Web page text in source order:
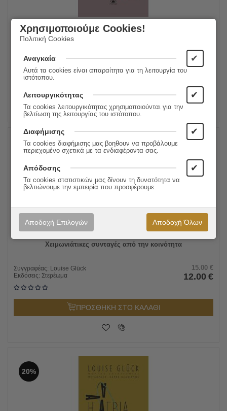
Ο θρίαμβος του Αχιλλέα
Εκδόσεις:
Στερέωμα 12.00
20%
Χειμωνιάτικες συνταγές από την κοινότητα
Συγγραφέας: Louise Glück
Εκδόσεις: Στερέωμα
15.00 €
12.00 €
ΠΡΟΣΘΗΚΗ ΣΤΟ ΚΑΛΑΘΙ
20%
Χρησιμοποιούμε Cookies!
Πολιτική Cookies
Αναγκαία ✔
Αυτά τα cookies είναι απαραίτητα για τη λειτουργία του
ιστότοπου.
Λειτουργικότητας ✔
Τα cookies λειτουργικότητας χρησιμοποιούνται για την
βελτίωση της λειτουργίας του ιστότοπου.
Διαφήμισης ✔
Τα cookies διαφήμισης μας βοηθουν να προβάλουμε
περιεχομένο σχετικά με τα ενδιαφέροντα σας.
Απόδοσης ✔
Τα cookies στατιστικών μας δίνουν τη δυνατότητα να
βελτιώνουμε την εμπειρία που προσφέρουμε.
Αποδοχή Επιλογών Αποδοχή Όλων